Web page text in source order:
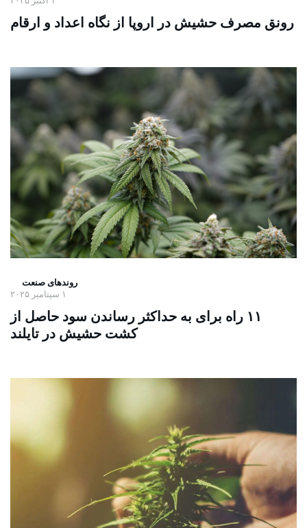
رونق مصرف حشیش در اروپا از نگاه اعداد و ارقام
روندهای صنعت
۱ سپتامبر ۲۰۲۵
۱۱ راه برای به حداکثر رساندن سود حاصل از
کشت حشیش در تایلند